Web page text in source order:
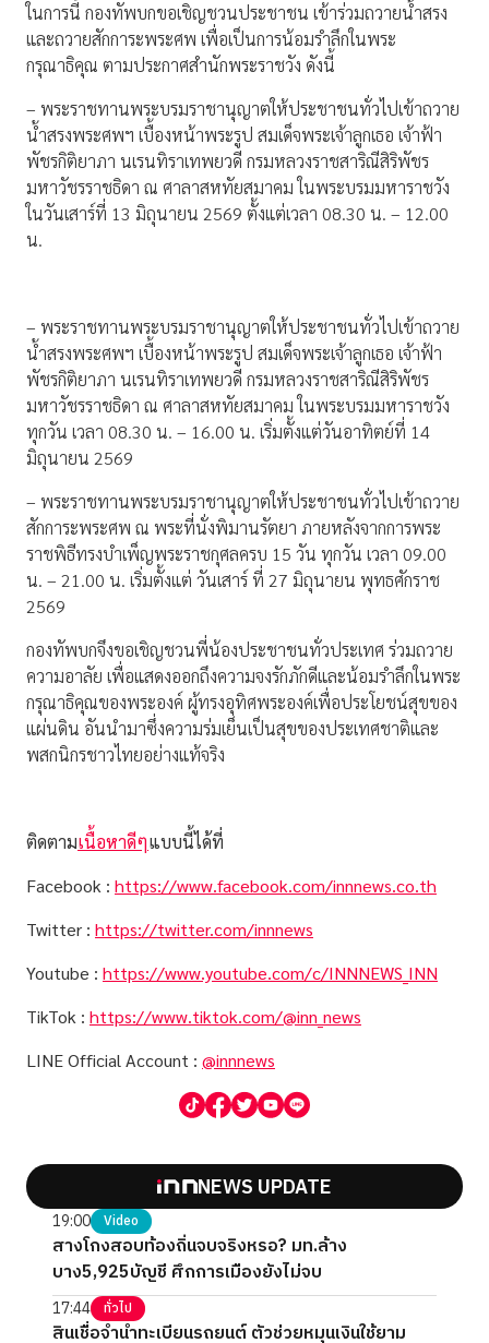
ในการนี้ กองทัพบกขอเชิญชวนประชาชน เข้าร่วมถวายน้ำสรง
และถวายสักการะพระศพ เพื่อเป็นการน้อมรำลึกในพระ
กรุณาธิคุณ ตามประกาศสำนักพระราชวัง ดังนี้
– พระราชทานพระบรมราชานุญาตให้ประชาชนทั่วไปเข้าถวาย
น้ำสรงพระศพฯ เบื้องหน้าพระรูป สมเด็จพระเจ้าลูกเธอ เจ้าฟ้า
พัชรกิติยาภา นเรนทิราเทพยวดี กรมหลวงราชสาริณีสิริพัชร
มหาวัชรราชธิดา ณ ศาลาสหทัยสมาคม ในพระบรมมหาราชวัง
ในวันเสาร์ที่ 13 มิถุนายน 2569 ตั้งแต่เวลา 08.30 น. – 12.00
น.
– พระราชทานพระบรมราชานุญาตให้ประชาชนทั่วไปเข้าถวาย
น้ำสรงพระศพฯ เบื้องหน้าพระรูป สมเด็จพระเจ้าลูกเธอ เจ้าฟ้า
พัชรกิติยาภา นเรนทิราเทพยวดี กรมหลวงราชสาริณีสิริพัชร
มหาวัชรราชธิดา ณ ศาลาสหทัยสมาคม ในพระบรมมหาราชวัง
ทุกวัน เวลา 08.30 น. – 16.00 น. เริ่มตั้งแต่วันอาทิตย์ที่ 14
มิถุนายน 2569
– พระราชทานพระบรมราชานุญาตให้ประชาชนทั่วไปเข้าถวาย
สักการะพระศพ ณ พระที่นั่งพิมานรัตยา ภายหลังจากการพระ
ราชพิธีทรงบำเพ็ญพระราชกุศลครบ 15 วัน ทุกวัน เวลา 09.00
น. – 21.00 น. เริ่มตั้งแต่ วันเสาร์ ที่ 27 มิถุนายน พุทธศักราช
2569
กองทัพบกจึงขอเชิญชวนพี่น้องประชาชนทั่วประเทศ ร่วมถวาย
ความอาลัย เพื่อแสดงออกถึงความจงรักภักดีและน้อมรำลึกในพระ
กรุณาธิคุณของพระองค์ ผู้ทรงอุทิศพระองค์เพื่อประโยชน์สุขของ
แผ่นดิน อันนำมาซึ่งความร่มเย็นเป็นสุขของประเทศชาติและ
พสกนิกรชาวไทยอย่างแท้จริง
ติดตามเนื้อหาดีๆแบบนี้ได้ที่
Facebook : https://www.facebook.com/innnews.co.th
Twitter : https://twitter.com/innnews
Youtube : https://www.youtube.com/c/INNNEWS_INN
TikTok : https://www.tiktok.com/@inn_news
LINE Official Account : @innnews
NEWS UPDATE
19:00 Video
สางโกงสอบท้องถิ่นจบจริงหรอ? มท.ล้าง
บาง5,925บัญชี ศึกการเมืองยังไม่จบ
17:44 ทั่วไป
สินเชื่อจำนำทะเบียนรถยนต์ ตัวช่วยหมุนเงินใช้ยาม